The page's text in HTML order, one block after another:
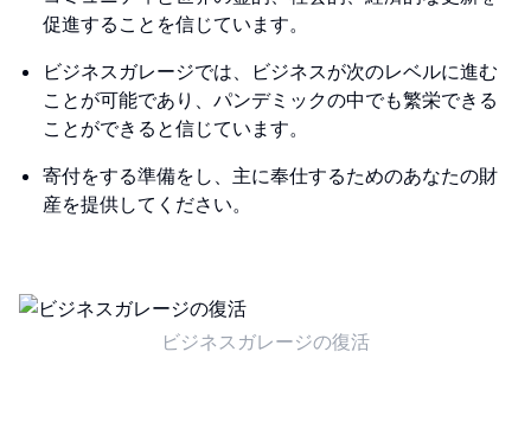
促進することを信じています。
ビジネスガレージでは、ビジネスが次のレベルに進む
ことが可能であり、パンデミックの中でも繁栄できる
ことができると信じています。
寄付をする準備をし、主に奉仕するためのあなたの財
産を提供してください。
ビジネスガレージの復活